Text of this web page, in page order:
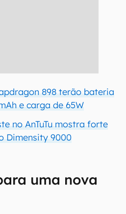
898 terão bateria
e carga de 65W
no AnTuTu mostra forte
Dimensity 9000
uma nova